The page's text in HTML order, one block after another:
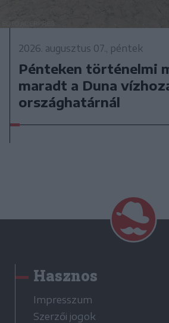
2026. augusztus 07., péntek
Pénteken történelmi
maradt a Duna
országhatárnál
Hasznos
Impresszum
Szerzői jogok